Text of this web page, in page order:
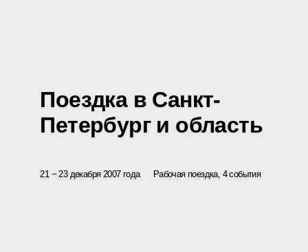
Поездка в Санкт-
Петербург и область
21 − 23 декабря 2007 года Рабочая поездка, 4 события